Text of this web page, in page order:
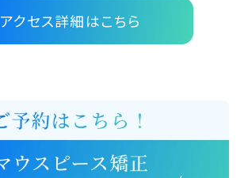
アクセス詳細はこちら